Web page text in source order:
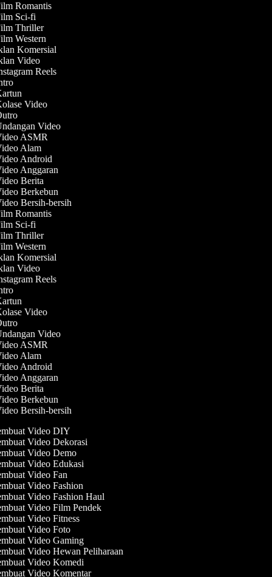
Romantis
Sci-fi
Thriller
Western
Komersial
Video
Reels
Video
Video
ASMR
Alam
Android
Anggaran
Berita
Berkebun
Bersih-bersih
Romantis
Sci-fi
Thriller
Western
Komersial
Video
Reels
Video
Video
ASMR
Alam
Android
Anggaran
Berita
Berkebun
Bersih-bersih
Video DIY
Video Dekorasi
Video Demo
Video Edukasi
Video Fan
Video Fashion
Video Fashion Haul
Video Film Pendek
Video Fitness
Video Foto
Video Gaming
Video Hewan Peliharaan
Video Komedi
Video Komentar